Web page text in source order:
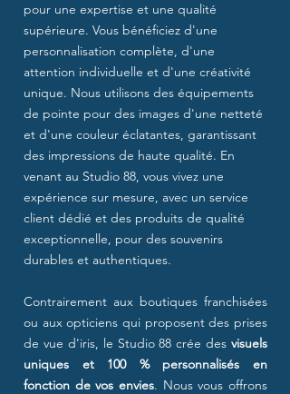
pour une expertise et une qualité
supérieure. Vous bénéficiez d'une
personnalisation complète, d'une
attention individuelle et d'une créativité
unique. Nous utilisons des équipements
de pointe pour des images d'une netteté
et d'une couleur éclatantes, garantissant
des impressions de haute qualité. En
venant au Studio 88, vous vivez une
expérience sur mesure, avec un service
client dédié et des produits de qualité
exceptionnelle, pour des souvenirs
durables et authentiques.
Contrairement aux boutiques franchisées
ou aux opticiens qui proposent des prises
de vue d'iris, le Studio 88 crée des visuels
uniques et 100 % personnalisés en
fonction de vos envies. Nous vous offrons